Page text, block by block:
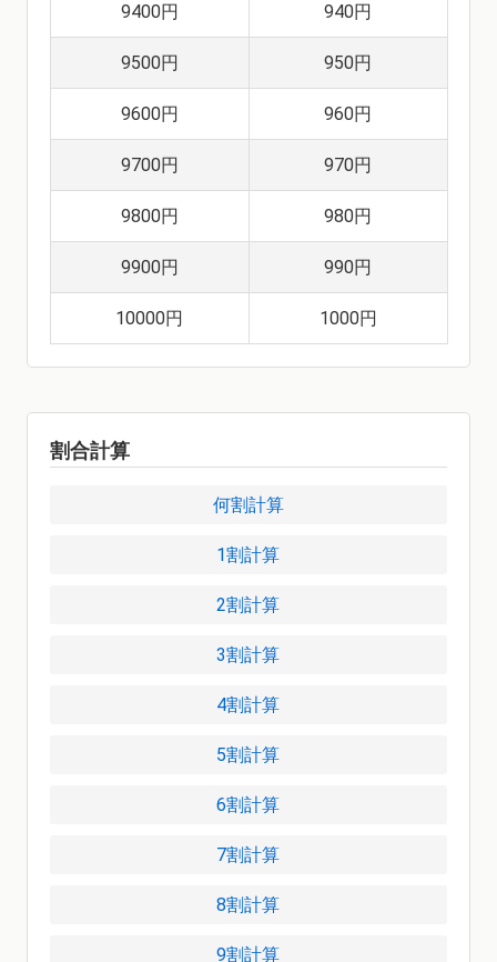
9400円 940円
9500円 950円
9600円 960円
9700円 970円
9800円 980円
9900円 990円
10000円 1000円
割合計算
何割計算
1割計算
2割計算
3割計算
4割計算
5割計算
6割計算
7割計算
8割計算
9割計算